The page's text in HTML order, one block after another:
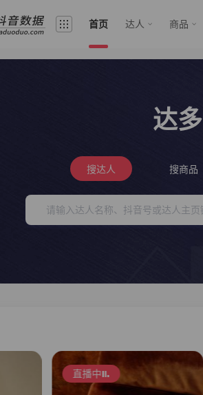
首页 达人 商品
达
搜达人 搜商品
直播中